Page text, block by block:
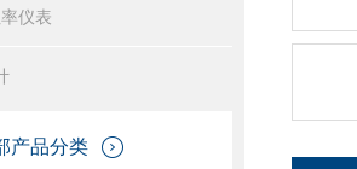
仪表
产品分类